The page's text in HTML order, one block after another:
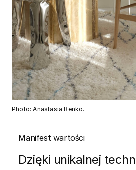
Photo: Anastasia Benko.
Manifest wartości
Dzięki unikalnej